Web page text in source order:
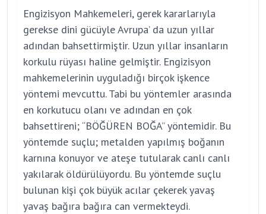
Engizisyon Mahkemeleri, gerek kararlarıyla
gerekse dini gücüyle Avrupa’ da uzun yıllar
adından bahsettirmiştir. Uzun yıllar insanların
korkulu rüyası haline gelmiştir. Engizisyon
mahkemelerinin uyguladığı birçok işkence
yöntemi mevcuttu. Tabi bu yöntemler arasında
en korkutucu olanı ve adından en çok
bahsettireni; “BÖĞÜREN BOĞA” yöntemidir. Bu
yöntemde suçlu; metalden yapılmış boğanın
karnına konuyor ve ateşe tutularak canlı canlı
yakılarak öldürülüyordu. Bu yöntemde suçlu
bulunan kişi çok büyük acılar çekerek yavaş
yavaş bağıra bağıra can vermekteydi.